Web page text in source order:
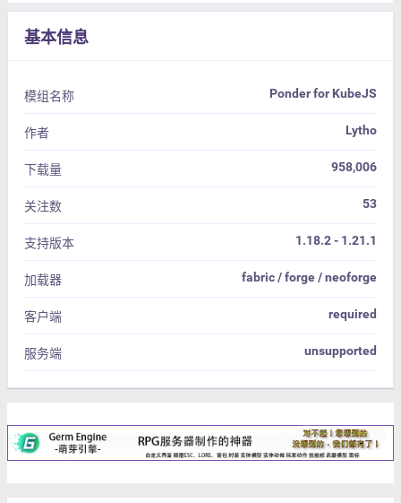
基本信息
模组名称 Ponder for KubeJS
作者 Lytho
下载量 958,006
关注数 53
支持版本 1.18.2 - 1.21.1
加载器 fabric / forge / neoforge
客户端 required
服务端 unsupported